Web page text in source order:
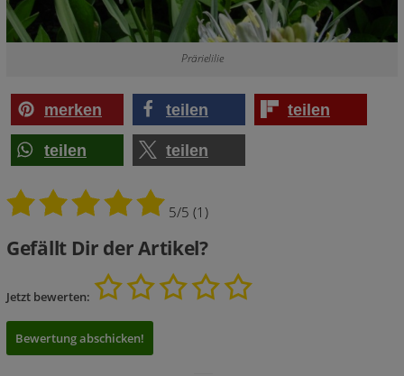
Prärielilie
merken teilen teilen
teilen teilen
5/5 (1)
Gefällt Dir der Artikel?
Jetzt bewerten: